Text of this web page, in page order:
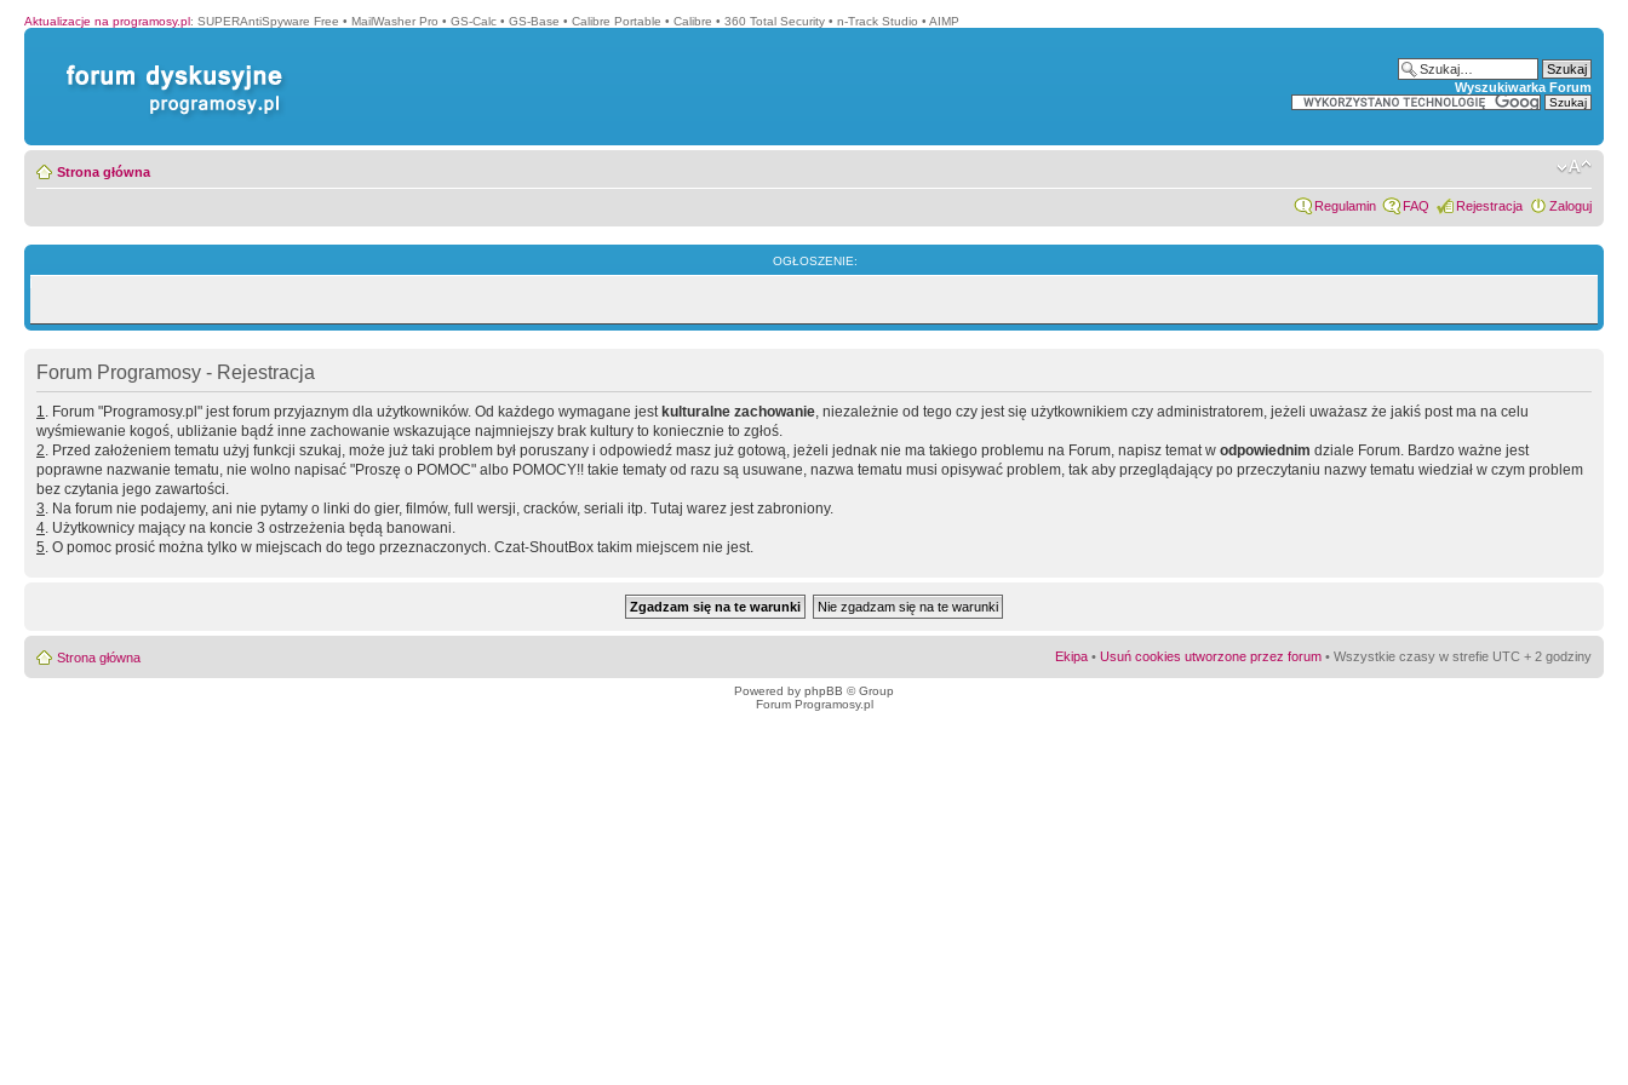
Aktualizacje na programosy.pl: SUPERAntiSpyware Free • MailWasher Pro • GS-Calc • GS-Base • Calibre Portable • Calibre • 360 Total Security • n-Track Studio • AIMP
Wyszukiwarka Forum
Strona główna
Regulamin FAQ Rejestracja Zaloguj
OGŁOSZENIE:
Forum Programosy - Rejestracja
1. Forum "Programosy.pl" jest forum przyjaznym dla użytkowników. Od każdego wymagane jest kulturalne zachowanie, niezależnie od tego czy jest się użytkownikiem czy administratorem, jeżeli uważasz że jakiś post ma na celu
wyśmiewanie kogoś, ubliżanie bądź inne zachowanie wskazujące najmniejszy brak kultury to koniecznie to zgłoś.
2. Przed założeniem tematu użyj funkcji szukaj, może już taki problem był poruszany i odpowiedź masz już gotową, jeżeli jednak nie ma takiego problemu na Forum, napisz temat w odpowiednim dziale Forum. Bardzo ważne jest
poprawne nazwanie tematu, nie wolno napisać "Proszę o POMOC" albo POMOCY!! takie tematy od razu są usuwane, nazwa tematu musi opisywać problem, tak aby przeglądający po przeczytaniu nazwy tematu wiedział w czym problem
bez czytania jego zawartości.
3. Na forum nie podajemy, ani nie pytamy o linki do gier, filmów, full wersji, cracków, seriali itp. Tutaj warez jest zabroniony.
4. Użytkownicy mający na koncie 3 ostrzeżenia będą banowani.
5. O pomoc prosić można tylko w miejscach do tego przeznaczonych. Czat-ShoutBox takim miejscem nie jest.
Strona główna Ekipa • Usuń cookies utworzone przez forum • Wszystkie czasy w strefie UTC + 2 godziny
Powered by phpBB © Group
Forum Programosy.pl